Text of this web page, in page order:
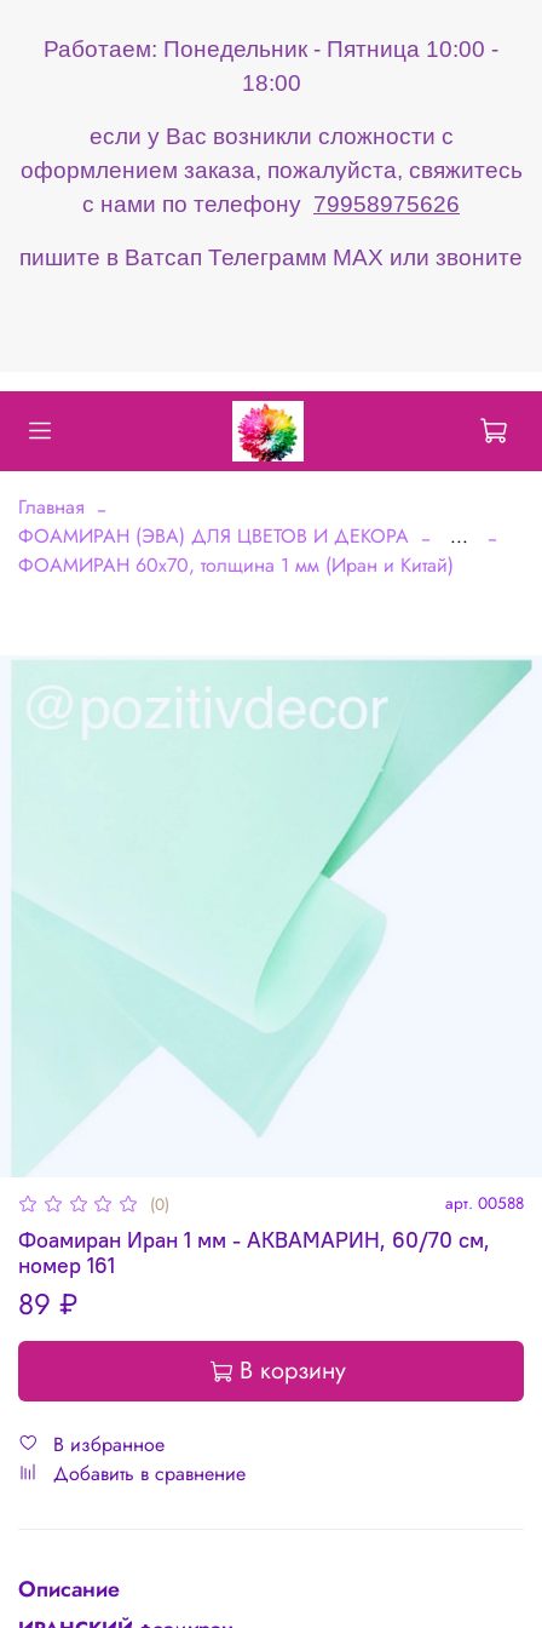
Работаем: Понедельник - Пятница 10:00 -
18:00
если у Вас возникли сложности с
оформлением заказа, пожалуйста, свяжитесь
с нами по телефону 79958975626
пишите в Ватсап Телеграмм МАХ или звоните
Главная
ФОАМИРАН (ЭВА) ДЛЯ ЦВЕТОВ И ДЕКОРА
...
ФОАМИРАН 60х70, толщина 1 мм (Иран и Китай)
(0) арт. 00588
Фоамиран Иран 1 мм - АКВАМАРИН, 60/70 см,
номер 161
89 ₽
В корзину
В избранное
Добавить в сравнение
Описание